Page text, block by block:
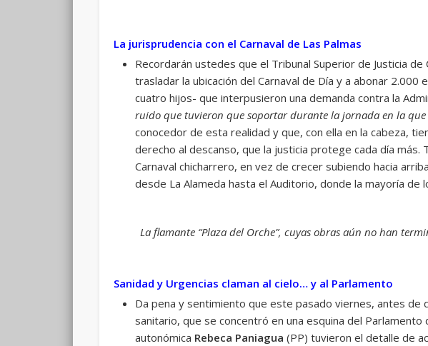
La jurisprudencia con el Carnaval de Las Palmas
Recordarán ustedes que el Tribunal Superior de Justicia
trasladar la ubicación del Carnaval de Día y a abonar
cuatro hijos- que interpusieron una demanda contra la
ruido que tuvieron que soportar durante la jornada en la que
conocedor de esta realidad y que, con ella en la cabeza,
derecho al descanso, que la justicia protege cada día más.
Carnaval chicharrero, en vez de crecer subiendo hacia
desde La Alameda hasta el Auditorio, donde la mayoría de
La flamante “Plaza del Orche”, cuyas obras aún no han
Sanidad y Urgencias claman al cielo… y al Parlamento
Da pena y sentimiento que este pasado viernes, antes de
sanitario, que se concentró en una esquina del Parlamento
autonómica Rebeca Paniagua (PP) tuvieron el detalle de